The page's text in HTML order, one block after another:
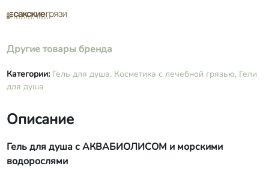
Другие товары бренда
Категории: Гель для душа, Косметика с лечебной грязью, Гели
для душа
Описание
Гель для душа с АКВАБИОЛИСОМ и морскими
водорослями